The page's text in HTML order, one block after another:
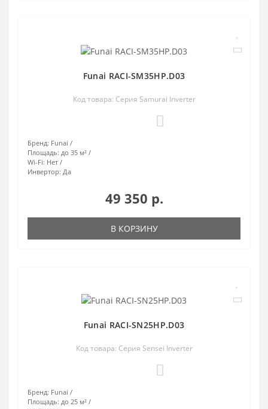
Funai RACI-SM35HP.D03
Код товара: Серия Samurai Inverter
Бренд: Funai
Площадь: до 35 м²
Wi-Fi: Нет
Инвертор: Да
49 350 р.
В КОРЗИНУ
Funai RACI-SN25HP.D03
Код товара: Серия Sensei Inverter
Бренд: Funai
Площадь: до 25 м²